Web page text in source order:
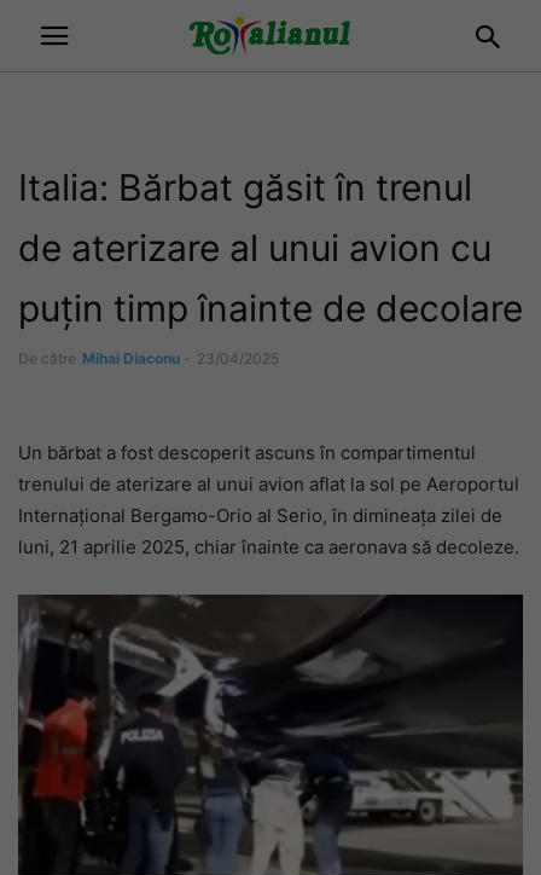
Italia: Bărbat găsit în trenul
de aterizare al unui avion cu
puțin timp înainte de decolare
De către Mihai Diaconu - 23/04/2025
Un bărbat a fost descoperit ascuns în compartimentul
trenului de aterizare al unui avion aflat la sol pe Aeroportul
Internațional Bergamo-Orio al Serio, în dimineața zilei de
luni, 21 aprilie 2025, chiar înainte ca aeronava să decoleze.